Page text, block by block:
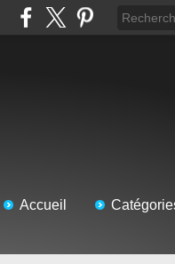
Accueil